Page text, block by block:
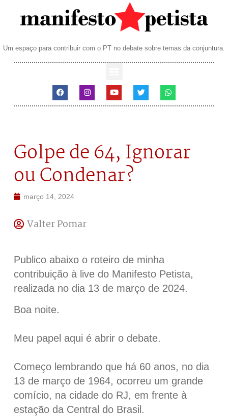
Um espaço para contribuir com o PT no debate sobre temas da conjuntura.
Golpe de 64, Ignorar
ou Condenar?
março 14, 2024
Valter Pomar
Publico abaixo o roteiro de minha
contribuição à live do Manifesto Petista,
realizada no dia 13 de março de 2024.
Boa noite.
Meu papel aqui é abrir o debate.
Começo lembrando que há 60 anos, no dia
13 de março de 1964, ocorreu um grande
comício, na cidade do RJ, em frente à
estação da Central do Brasil.